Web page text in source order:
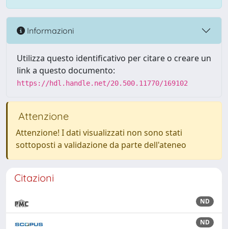
Informazioni
Utilizza questo identificativo per citare o creare un
link a questo documento:
https://hdl.handle.net/20.500.11770/169102
Attenzione
Attenzione! I dati visualizzati non sono stati
sottoposti a validazione da parte dell'ateneo
Citazioni
ND
ND